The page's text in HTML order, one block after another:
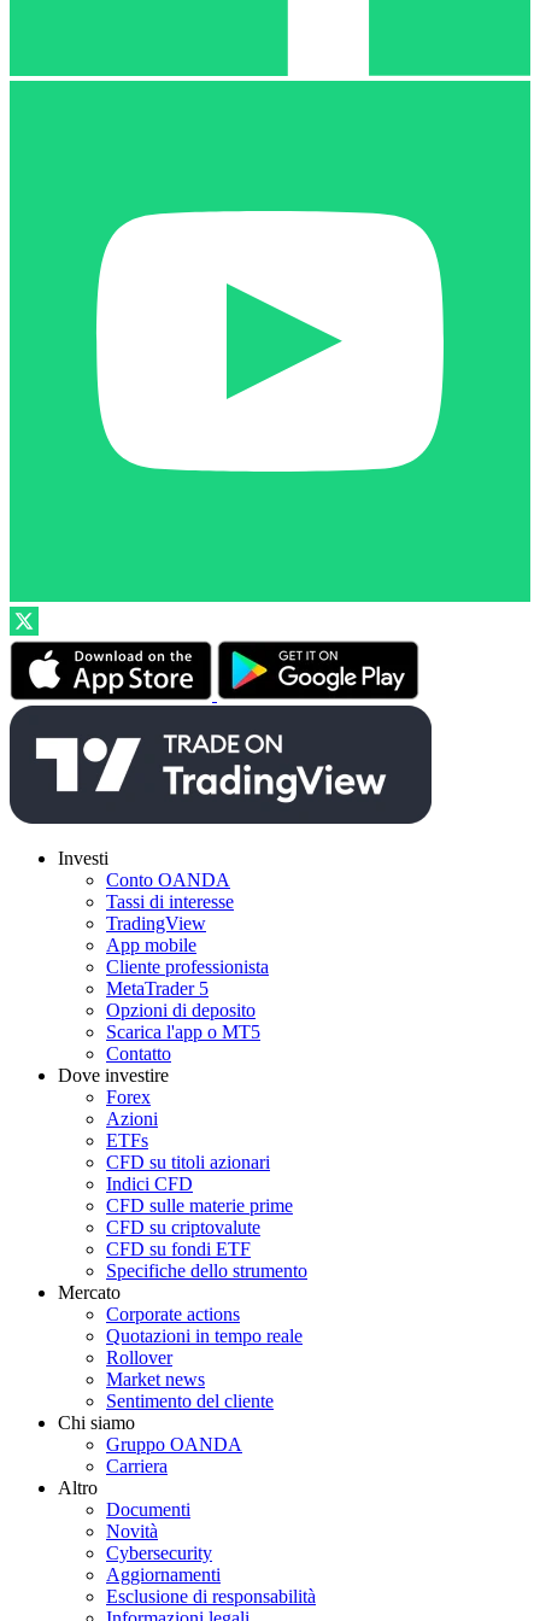
Investi
Conto OANDA
Tassi di interesse
TradingView
App mobile
Cliente professionista
MetaTrader 5
Opzioni di deposito
Scarica l'app o MT5
Contatto
Dove investire
Forex
Azioni
ETFs
CFD su titoli azionari
Indici CFD
CFD sulle materie prime
CFD su criptovalute
CFD su fondi ETF
Specifiche dello strumento
Mercato
Corporate actions
Quotazioni in tempo reale
Rollover
Market news
Sentimento del cliente
Chi siamo
Gruppo OANDA
Carriera
Altro
Documenti
Novità
Cybersecurity
Aggiornamenti
Esclusione di responsabilità